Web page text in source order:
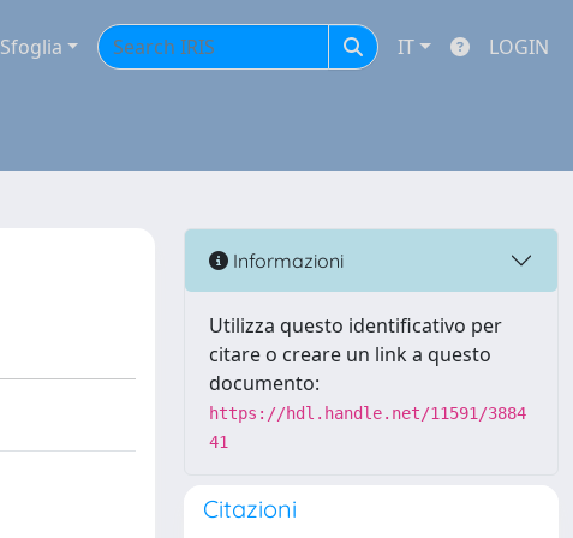
Sfoglia IT LOGIN
Informazioni
Utilizza questo identificativo per
citare o creare un link a questo
documento:
https://hdl.handle.net/11591/3884
41
Citazioni